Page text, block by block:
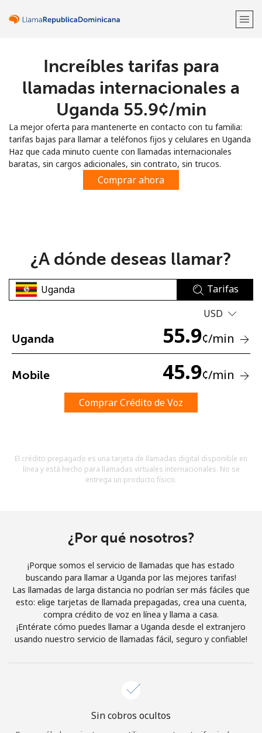
¡Bienvenido!
Regístrate con
No se ha creado una contraseña
Mínimo 8 caracteres
Un caracter especial
Al abrir una cuenta en este sitio web, estoy de acuerdo con
Términos y condiciones.
Únete
¡Hola!
Increíbles tarifas para
llamadas internacionales a
Uganda ⁦55.9¢⁩/min
La mejor oferta para mantenerte en contacto con tu familia:
tarifas bajas para llamar a teléfonos fijos y celulares en Uganda
Haz que cada minuto cuente con llamadas internacionales
baratas, sin cargos adicionales, sin contrato, sin trucos.
Comprar ahora
¿A dónde deseas llamar?
Tarifas
USD
Uganda 55.9¢/min
Mobile 45.9¢/min
Comprar Crédito de Voz
El crédito prepagado es una tarjeta de llamadas digital disponible en
línea y está hecho para llamadas virtuales internacionales. No se
entrega un producto físico.
¿Por qué nosotros?
¡Porque somos el servicio de llamadas que has estado
buscando para llamar a Uganda por las mejores tarifas!
Las llamadas de larga distancia no podrían ser más fáciles que
esto: elige tarjetas de llamada prepagadas, crea una cuenta,
compra crédito de voz en línea y llama a casa.
¡Entérate cómo puedes llamar a Uganda desde el extranjero
usando nuestro servicio de llamadas fácil, seguro y confiable!
Sin cobros ocultos